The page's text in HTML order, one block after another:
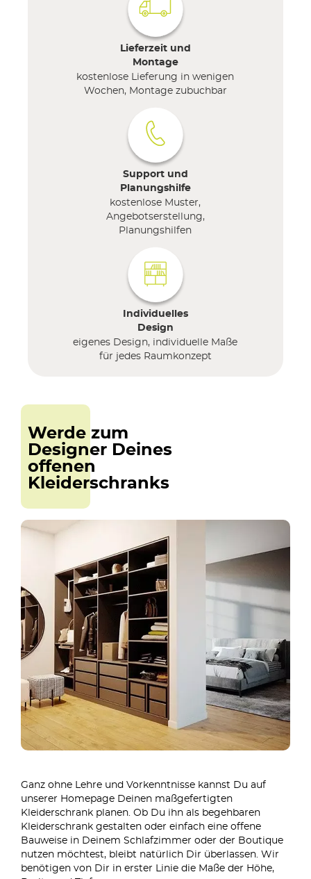
Lieferzeit und
Montage
kostenlose Lieferung in wenigen
Wochen, Montage zubuchbar
Support und
Planungshilfe
kostenlose Muster,
Angebotserstellung,
Planungshilfen
Individuelles
Design
eigenes Design, individuelle Maße
für jedes Raumkonzept
Werde zum
Designer Deines
offenen
Kleiderschranks
Ganz ohne Lehre und Vorkenntnisse kannst Du auf
unserer Homepage Deinen maßgefertigten
Kleiderschrank planen. Ob Du ihn als begehbaren
Kleiderschrank gestalten oder einfach eine offene
Bauweise in Deinem Schlafzimmer oder der Boutique
nutzen möchtest, bleibt natürlich Dir überlassen. Wir
benötigen von Dir in erster Linie die Maße der Höhe,